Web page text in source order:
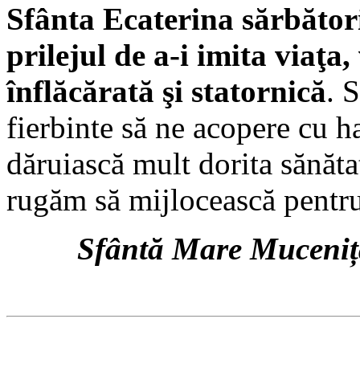
Sfânta Ecaterina
prilejul de a-i imita
înflăcărată şi statornică.
fierbinte să ne acopere cu
dăruiască mult dorita
rugăm să mijlocească
Sfântă Mare